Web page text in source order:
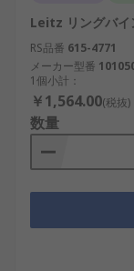
Leitz リングバ
RS品番 615-4771
メーカー型番
1個小計：
￥1,564.00(税抜)
数量